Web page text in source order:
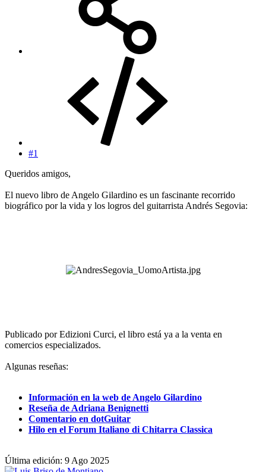
#1
Queridos amigos,
El nuevo libro de Angelo Gilardino es un fascinante recorrido
biográfico por la vida y los logros del guitarrista Andrés Segovia:
Publicado por Edizioni Curci, el libro está ya a la venta en
comercios especializados.
Algunas reseñas:
Información en la web de Angelo Gilardino
Reseña de Adriana Benignetti
Comentario en dotGuitar
Hilo en el Forum Italiano di Chitarra Classica
Última edición: 9 Ago 2025